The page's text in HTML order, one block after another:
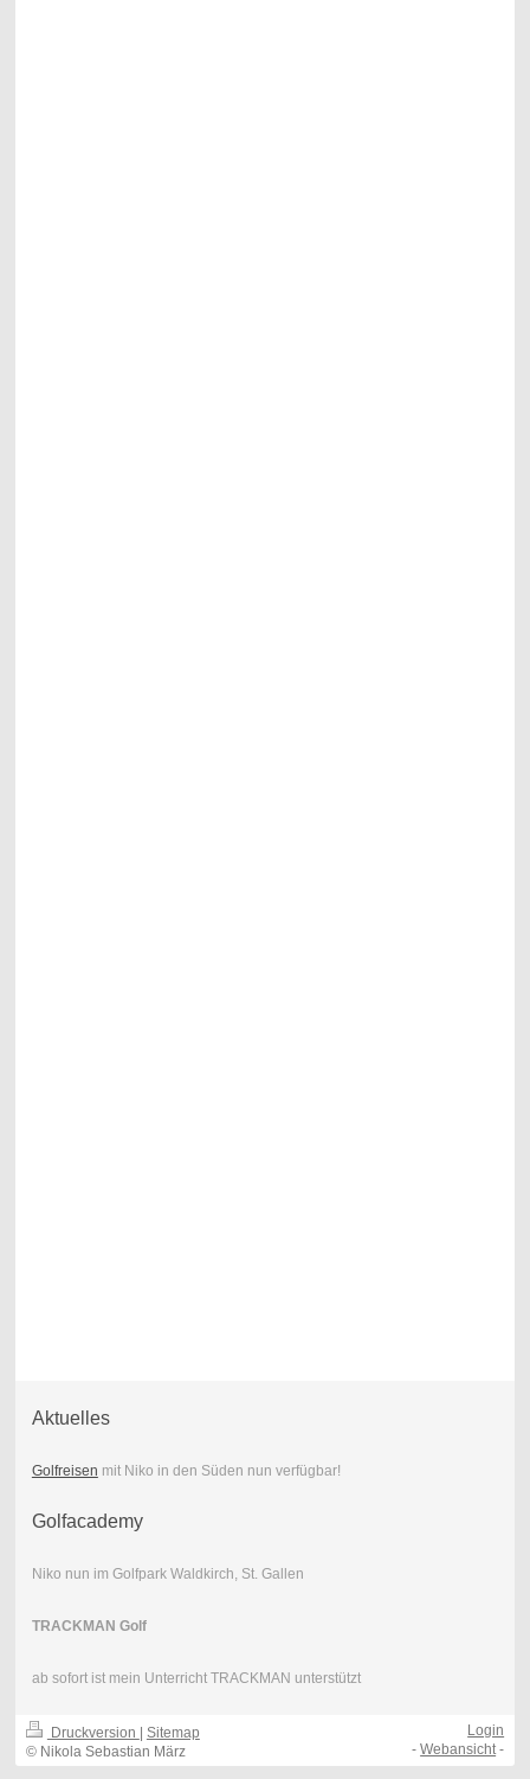
Aktuelles
Golfreisen mit Niko in den Süden nun verfügbar!
Golfacademy
Niko nun im Golfpark Waldkirch, St. Gallen
TRACKMAN Golf
ab sofort ist mein Unterricht TRACKMAN unterstützt
Druckversion | Sitemap
© Nikola Sebastian März
Login
-Webansicht -